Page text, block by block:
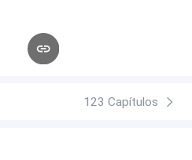
123 Capítulos